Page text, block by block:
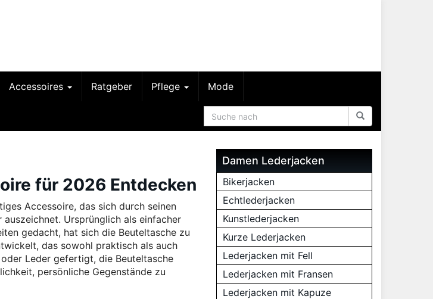
Accessoires Ratgeber Pflege Mode
für 2026 Entdecken
Accessoire, das sich durch seinen
Ursprünglich als einfacher
gedacht, hat sich die Beuteltasche zu
das sowohl praktisch als auch
Leder gefertigt, die Beuteltasche
persönliche Gegenstände zu
Damen Lederjacken
Bikerjacken
Echtlederjacken
Kunstlederjacken
Kurze Lederjacken
Lederjacken mit Fell
Lederjacken mit Fransen
Lederjacken mit Kapuze